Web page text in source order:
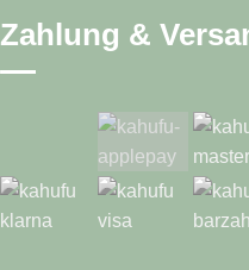
Zahlung &